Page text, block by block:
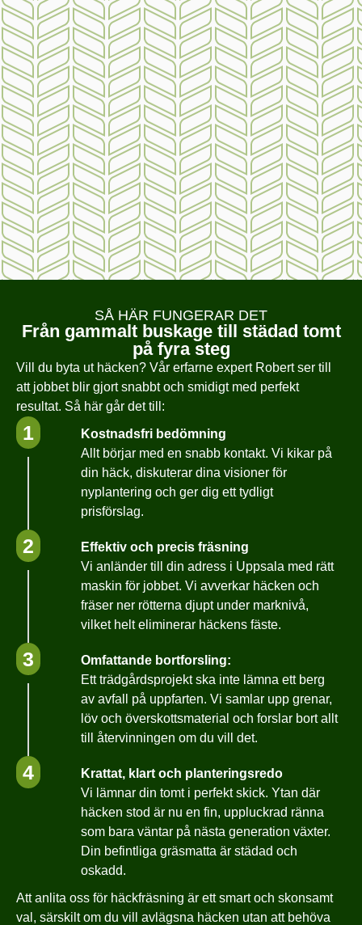
SÅ HÄR FUNGERAR DET
Från gammalt buskage till städad tomt
på fyra steg
Vill du byta ut häcken? Vår erfarne expert Robert ser till
att jobbet blir gjort snabbt och smidigt med perfekt
resultat. Så här går det till:
1
Kostnadsfri bedömning
Allt börjar med en snabb kontakt. Vi kikar på
din häck, diskuterar dina visioner för
nyplantering och ger dig ett tydligt
prisförslag.
2
Effektiv och precis fräsning
Vi anländer till din adress i Uppsala med rätt
maskin för jobbet. Vi avverkar häcken och
fräser ner rötterna djupt under marknivå,
vilket helt eliminerar häckens fäste.
3
Omfattande bortforsling:
Ett trädgårdsprojekt ska inte lämna ett berg
av avfall på uppfarten. Vi samlar upp grenar,
löv och överskottsmaterial och forslar bort allt
till återvinningen om du vill det.
4
Krattat, klart och planteringsredo
Vi lämnar din tomt i perfekt skick. Ytan där
häcken stod är nu en fin, uppluckrad ränna
som bara väntar på nästa generation växter.
Din befintliga gräsmatta är städad och
oskadd.
Att anlita oss för häckfräsning är ett smart och skonsamt
val, särskilt om du vill avlägsna häcken utan att behöva